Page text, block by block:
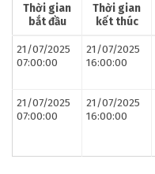
Thời gian
bắt đầu
Thời gian
kết thúc
21/07/2025
07:00:00
21/07/2025
16:00:00
21/07/2025
07:00:00
21/07/2025
16:00:00